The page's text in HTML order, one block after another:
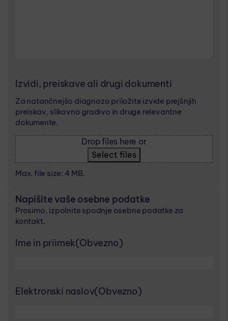
Izvidi, preiskave ali drugi dokumenti
Za natančnejšo diagnozo priložite izvide prejšnjih
preiskav, slikovno gradivo in druge relevantne
dokumente.
Drop files here or
Select files
Max. file size: 4 MB.
Napišite vaše osebne podatke
Prosimo, izpolnite spodnje osebne podatke za
kontakt.
Ime in priimek(Obvezno)
Elektronski naslov(Obvezno)